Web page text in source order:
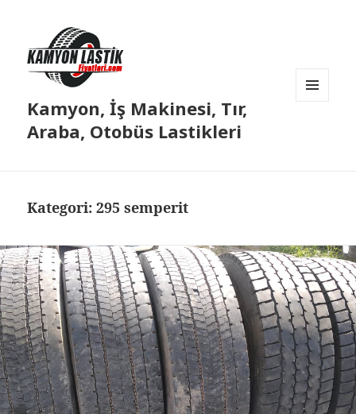
Kamyon, İş Makinesi, Tır,
Araba, Otobüs Lastikleri
Kategori:295 semperit